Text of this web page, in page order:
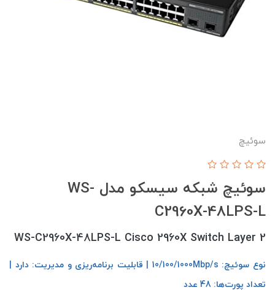
سوئیچ
سوئیچ شبکه سیسکو مدل WS-
C2960X-48LPS-L
WS-C2960X-48LPS-L Cisco 2960X Switch Layer 2
نوع سوئیچ: 10/100/1000Mbp/s | قابلیت برنامه‌ریزی و مدیریت: دارد |
تعداد پورت‌ها: 48 عدد